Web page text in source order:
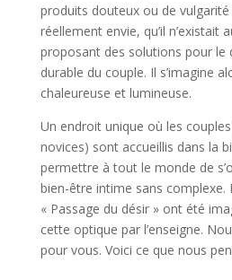
produits douteux ou de
réellement envie, qu’il n’existait
proposant des solutions pour le
durable du couple. Il s’imagine
chaleureuse et lumineuse.
Un endroit unique où les
novices) sont accueillis dans la
permettre à tout le monde de
bien-être intime sans complexe.
« Passage du désir » ont été
cette optique par l’enseigne.
pour vous. Voici ce que nous